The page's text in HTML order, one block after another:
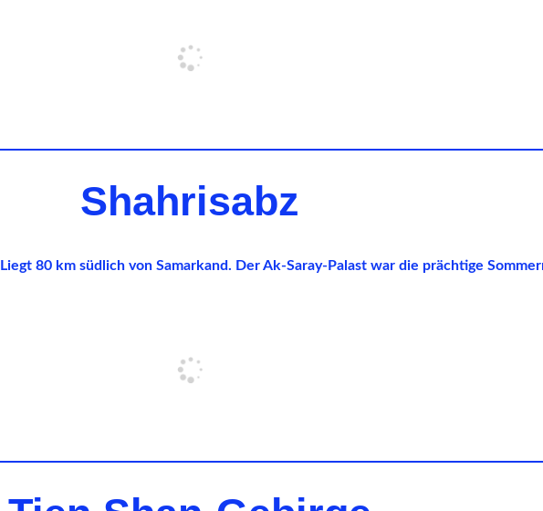
Shahrisabz
80 km südlich von Samarkand. Der Ak-Saray-Palast war die prächtige